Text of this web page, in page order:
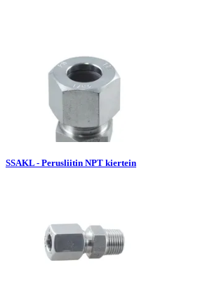
SSAKL - Perusliitin NPT kiertein